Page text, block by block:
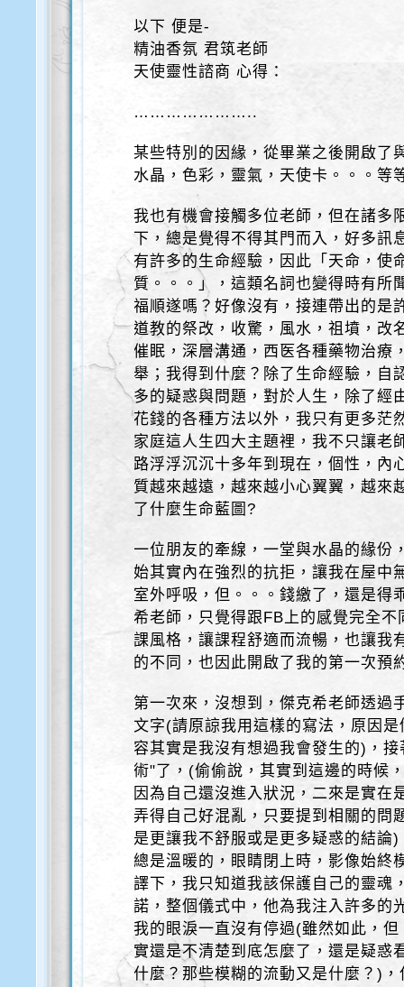
以下 便是-
精油香氛 君筑老師
天使靈性諮商 心得：
…………………..
某些特別的因緣，從畢業之後開啟了
水晶，色彩，靈氣，天使卡。。。等
我也有機會接觸多位老師，但在諸多
下，總是覺得不得其門而入，好多訊
有許多的生命經驗，因此「天命，使
質。。。」，這類名詞也變得時有所
福順遂嗎？好像沒有，接連帶出的是
道教的祭改，收驚，風水，祖墳，改
催眠，深層溝通，西医各種藥物治療
舉；我得到什麼？除了生命經驗，自
多的疑惑與問題，對於人生，除了經
花錢的各種方法以外，我只有更多茫
家庭這人生四大主題裡，我不只讓老
路浮浮沉沉十多年到現在，個性，內
質越來越遠，越來越小心翼翼，越來
了什麼生命藍圖?
一位朋友的牽線，一堂與水晶的緣份
始其實內在強烈的抗拒，讓我在屋中
室外呼吸，但。。。錢繳了，還是得
希老師，只覺得跟FB上的感覺完全
課風格，讓課程舒適而流暢，也讓我
的不同，也因此開啟了我的第一次預
第一次來，沒想到，傑克希老師透過
文字(請原諒我用這樣的寫法，原因
容其實是我沒有想過我會發生的)，
術"了，(偷偷說，其實到這邊的時候
因為自己還沒進入狀況，二來是實在
弄得自己好混亂，只要提到相關的問
是更讓我不舒服或是更多疑惑的結論
總是溫暖的，眼睛閉上時，影像始終
譯下，我只知道我該保護自己的靈魂
諾，整個儀式中，他為我注入許多的
我的眼淚一直沒有停過(雖然如此，
實還是不清楚到底怎麼了，還是疑惑
什麼？那些模糊的流動又是什麼？)